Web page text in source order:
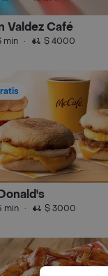
Valdez Café
min · $ 4000
min · $ 3000